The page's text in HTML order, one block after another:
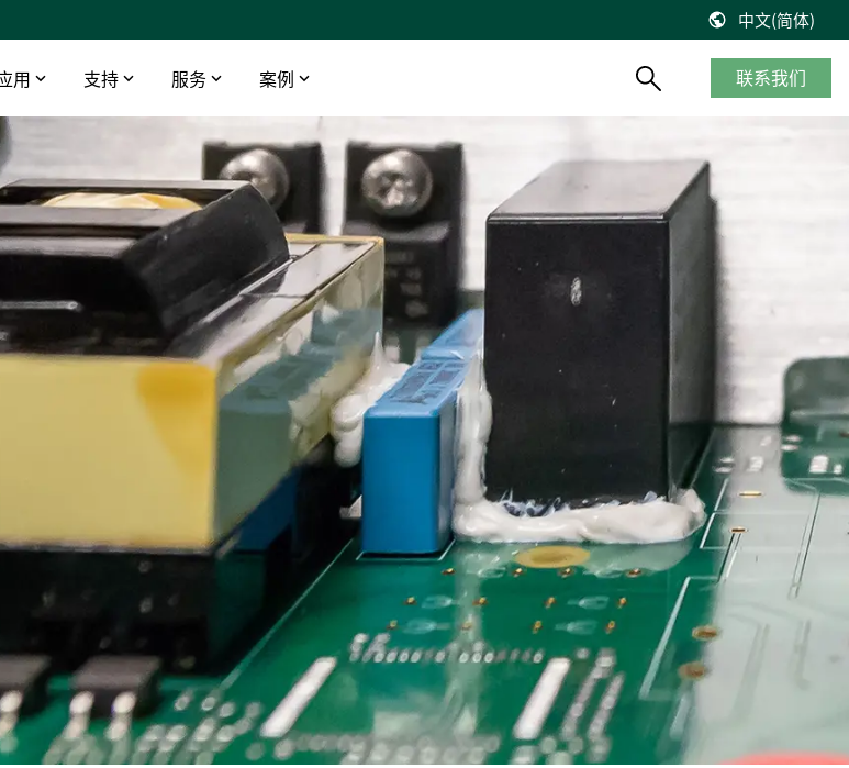
中文(简体)
产品概览
停产产品
__________
产品生命周期
质量及认证
用
船舶与海工
商船
海工船
邮轮
港口及内河船
客船与渡轮
钻井平台
渔船
支持
知识库
博客
技术文献
出版物
在线研讨会
服务
麦
国
案例
印度油轮报警监控系统
决方案帮助克罗地亚船舶设计院赢得订单
解决方案
风向系统
风能
控制器改造将风机发电效率提高2%
缺少备件？风机意外停机？看DEIF怎么解决
DEIF解决方案延长了Suzlon S64*风机寿命
75 MW风机调试
VestasV27风机控制器升级
所有风电案例
联系我们